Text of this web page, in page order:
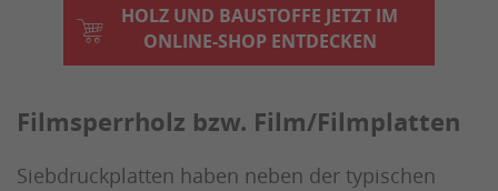
HOLZ UND BAUSTOFFE JETZT IM
ONLINE-SHOP ENTDECKEN
Filmsperrholz bzw. Film/Filmplatten
Siebdruckplatten haben neben der typischen